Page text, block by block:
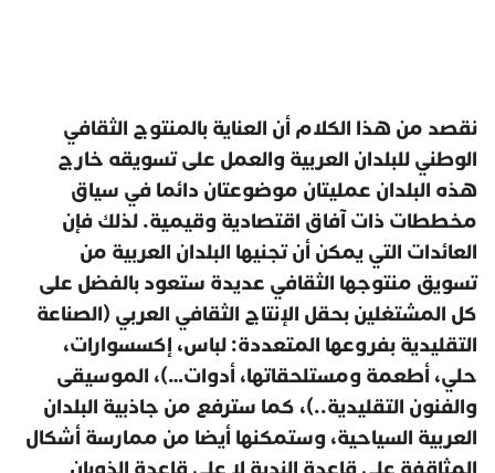
نقصد من هذا الكلام أن العناية بالمنتوج الثقافي
الوطني للبلدان العربية والعمل على تسويقه خارج
هذه البلدان عمليتان موضوعتان دائما في سياق
مخططات ذات آفاق اقتصادية وقيمية. لذلك فإن
العائدات التي يمكن أن تجنيها البلدان العربية من
تسويق منتوجها الثقافي عديدة ستعود بالفضل على
كل المشتغلين بحقل الإنتاج الثقافي العربي (الصناعة
التقليدية بفروعها المتعددة: لباس، إكسسوارات،
حلي، أطعمة ومستلحقاتها، أدوات…)، الموسيقى
والفنون التقليدية..)، كما سترفع من جاذبية البلدان
العربية السياحية، وستمكنها أيضا من ممارسة أشكال